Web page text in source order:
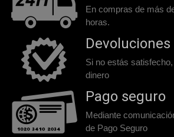
En compras de más
horas.
Si no estás
dinero
Pago seguro
Mediante
de Pago Seguro